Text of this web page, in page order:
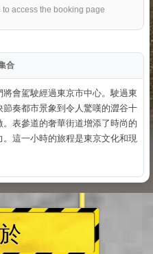
access the booking page
合
會駕駛經過東京市中心。駛過東
奏都市景象到令人驚嘆的澀谷十
表參道的奢華街道增添了時尚的
這一小時的旅程是東京文化和現